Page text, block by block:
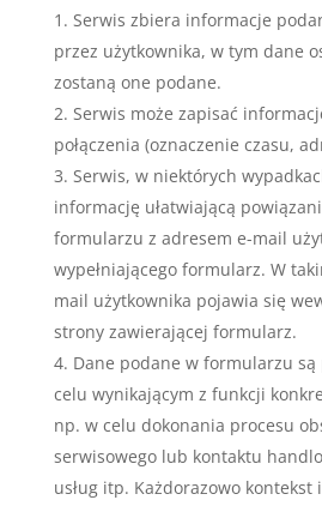
Serwis zbiera informacje
przez użytkownika, w tym dane
zostaną one podane.
Serwis może zapisać
połączenia (oznaczenie czasu,
Serwis, w niektórych
informację ułatwiającą
formularzu z adresem e-mail
wypełniającego formularz. W
mail użytkownika pojawia się
strony zawierającej formularz.
Dane podane w formularzu
celu wynikającym z funkcji
np. w celu dokonania procesu
serwisowego lub kontaktu
usług itp. Każdorazowo